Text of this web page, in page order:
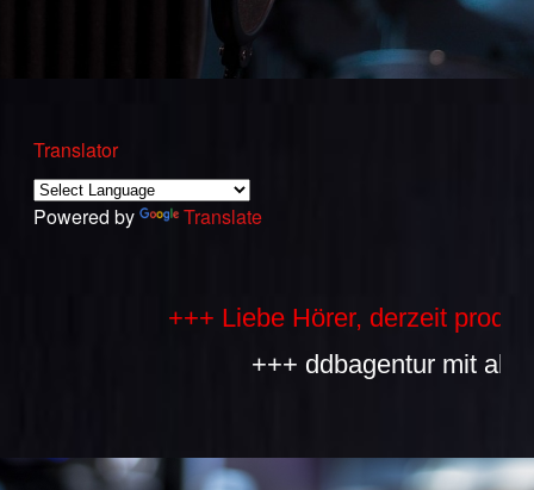
Translator
Powered by Translate
+++ Liebe Hörer, derzeit
+++ ddbagentur mit allen